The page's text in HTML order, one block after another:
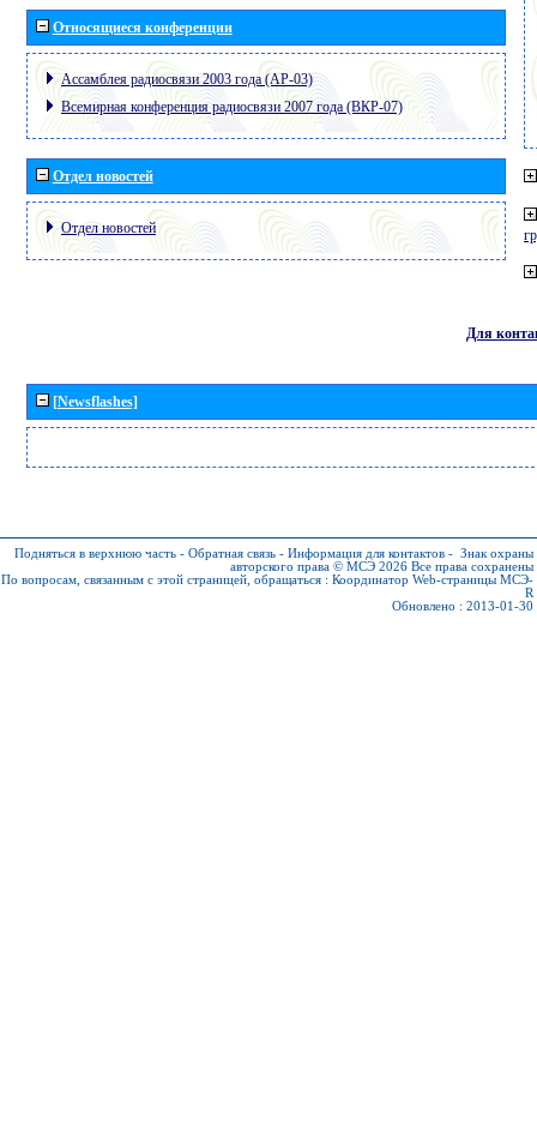
Относящиеся конференции
Ассамблея радиосвязи 2003 года (АР-03)
Всемирная конференция радиосвязи 2007 года (ВКР-07)
Отдел новостей
Отдел новостей
Для
[Newsflashes]
Подняться в верхнюю часть - Обратная связь - Информация для контактов - Знак охраны
авторского права © МСЭ 2026 Все права сохранены
По вопросам, связанным с этой страницей, обращаться : Координатор Web-страницы МСЭ-
R
Обновлено : 2013-01-30